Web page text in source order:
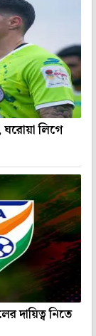
লিগে
দায়িত্ব নিতে